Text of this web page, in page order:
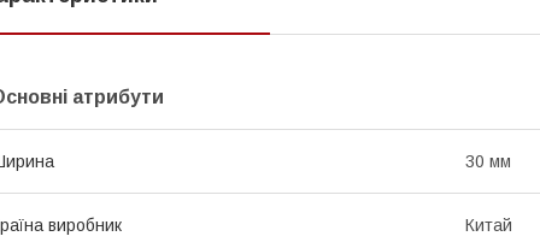
атрибути
30 мм
виробник Китай